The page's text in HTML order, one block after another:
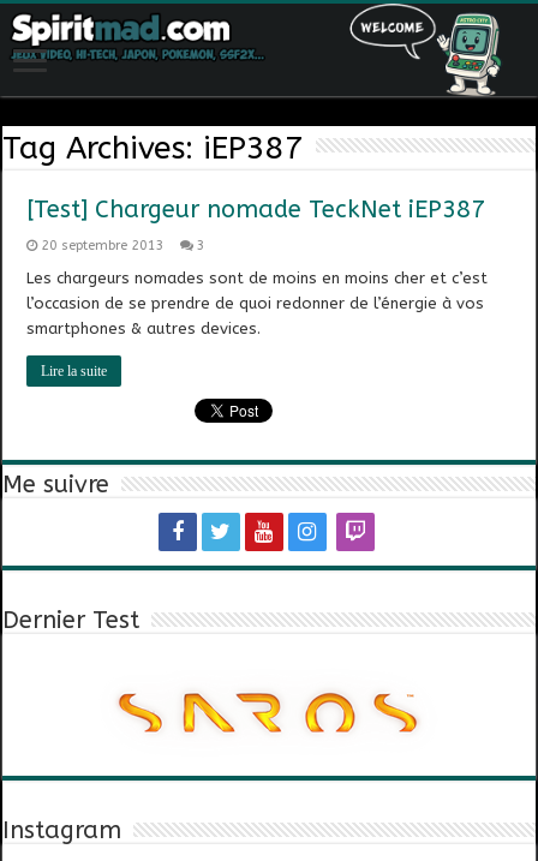
Tag Archives: iEP387
[Test] Chargeur nomade TeckNet iEP387
20 septembre 2013 3
Les chargeurs nomades sont de moins en moins cher et c’est
l’occasion de se prendre de quoi redonner de l’énergie à vos
smartphones & autres devices.
Lire la suite
Me suivre
Dernier Test
Instagram